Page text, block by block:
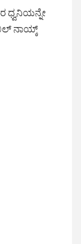
ಧ್ವನಿಯನ್ನೇ
ನಾಯ್ಕ್